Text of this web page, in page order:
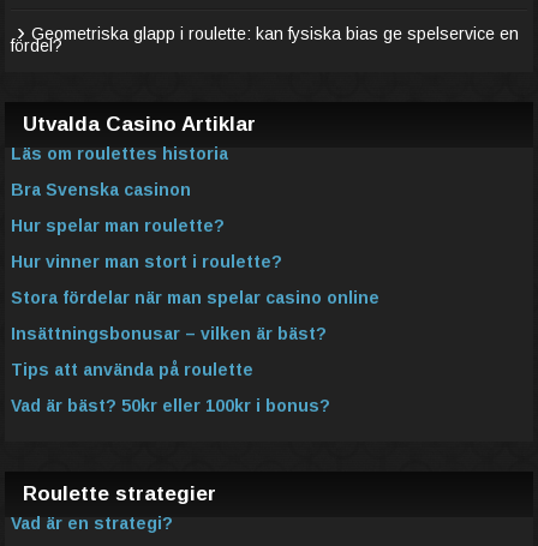
Geometriska glapp i roulette: kan fysiska bias ge spelservice en
fördel?
Utvalda Casino Artiklar
Läs om roulettes historia
Bra Svenska casinon
Hur spelar man roulette?
Hur vinner man stort i roulette?
Stora fördelar när man spelar casino online
Insättningsbonusar – vilken är bäst?
Tips att använda på roulette
Vad är bäst? 50kr eller 100kr i bonus?
Roulette strategier
Vad är en strategi?